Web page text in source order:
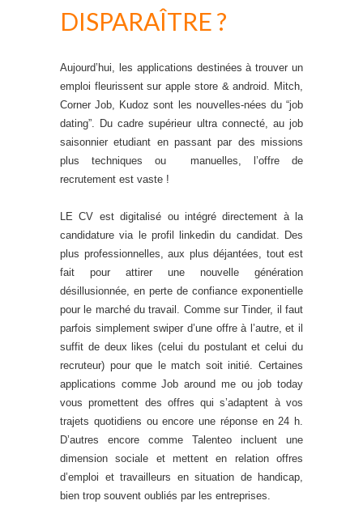
DISPARAÎTRE ?
Aujourd’hui, les applications destinées à trouver un
emploi fleurissent sur apple store & android. Mitch,
Corner Job, Kudoz sont les nouvelles-nées du “job
dating”. Du cadre supérieur ultra connecté, au job
saisonnier etudiant en passant par des missions
plus techniques ou manuelles, l’offre de
recrutement est vaste !
LE CV est digitalisé ou intégré directement à la
candidature via le profil linkedin du candidat. Des
plus professionnelles, aux plus déjantées, tout est
fait pour attirer une nouvelle génération
désillusionnée, en perte de confiance exponentielle
pour le marché du travail. Comme sur Tinder, il faut
parfois simplement swiper d’une offre à l’autre, et il
suffit de deux likes (celui du postulant et celui du
recruteur) pour que le match soit initié. Certaines
applications comme Job around me ou job today
vous promettent des offres qui s’adaptent à vos
trajets quotidiens ou encore une réponse en 24 h.
D’autres encore comme Talenteo incluent une
dimension sociale et mettent en relation offres
d’emploi et travailleurs en situation de handicap,
bien trop souvent oubliés par les entreprises.